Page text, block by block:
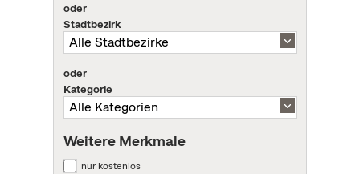
oder
Stadtbezirk
oder
Kategorie
Weitere Merkmale
nur kostenlos